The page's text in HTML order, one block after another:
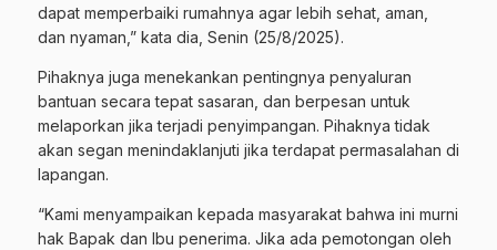
dapat memperbaiki rumahnya agar lebih sehat, aman,
dan nyaman,” kata dia, Senin (25/8/2025).
Pihaknya juga menekankan pentingnya penyaluran
bantuan secara tepat sasaran, dan berpesan untuk
melaporkan jika terjadi penyimpangan. Pihaknya tidak
akan segan menindaklanjuti jika terdapat permasalahan di
lapangan.
“Kami menyampaikan kepada masyarakat bahwa ini murni
hak Bapak dan Ibu penerima. Jika ada pemotongan oleh